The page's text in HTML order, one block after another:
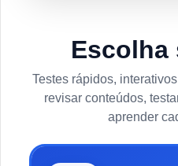
Escolha
Testes rápidos,
revisar conteúdos,
aprender